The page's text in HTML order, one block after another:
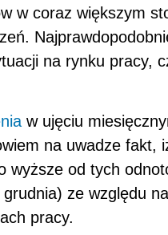
w coraz większym
na rynku pracy,
w ujęciu
na uwadze fakt,
wyższe od tych
ze względu
pracy.